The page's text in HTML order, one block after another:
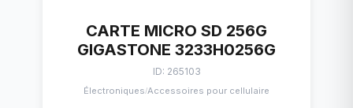
CARTE MICRO SD 256G
GIGASTONE 3233H0256G
ID: 265103
Électroniques/Accessoires pour cellulaire